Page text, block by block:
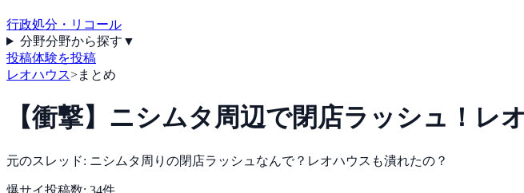
行政処分・リコール
分野分野から探す ▼
投稿体験を投稿
レオハウス>まとめ
【衝撃】ニシムタ周辺で閉店ラッシュ！
元のスレッド: ニシムタ周りの閉店ラッシュなんで？レオハウスも潰れたの？
爆サイ投稿数: 34件